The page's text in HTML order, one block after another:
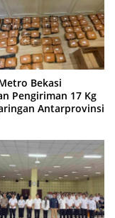
Bekasi
Pengiriman 17 Kg
Antarprovinsi